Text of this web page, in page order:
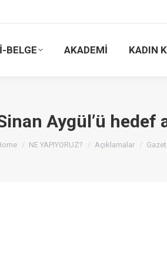
BELGE AKADEMİ KADIN
Aygül’ü hedef
are here:
NE YAPIYORUZ? Açıklamalar